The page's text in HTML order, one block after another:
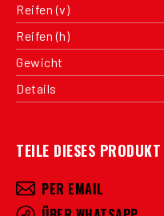
Reifen (v)
Reifen (h)
Gewicht
Details
TEILE DIESES PRODUKT
PER EMAIL